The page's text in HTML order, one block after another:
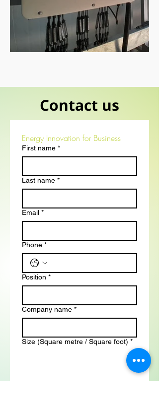
Contact us
Energy Innovation for Business
First name *
Last name *
Email *
Phone *
Position *
Company name *
Size (Square metre / Square foot) *